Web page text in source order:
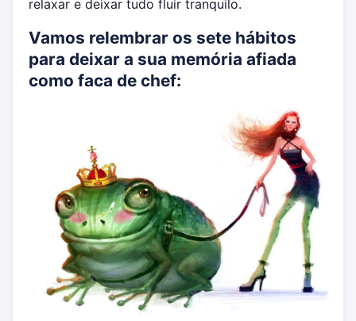
relaxar e deixar tudo fluir tranquilo.
Vamos relembrar os sete hábitos
para deixar a sua memória afiada
como faca de chef: